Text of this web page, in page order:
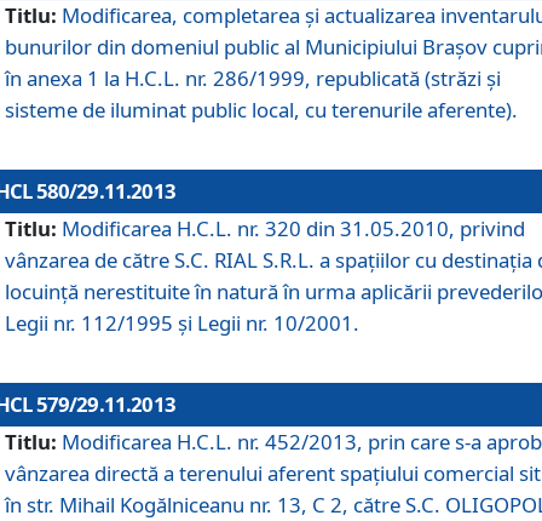
Titlu: Modificarea, completarea şi actualizarea
bunurilor din domeniul public al Municipiului Braşov
în anexa 1 la H.C.L. nr. 286/1999, republicată (străzi şi
sisteme de iluminat public local, cu terenurile aferente).
580/29.11.2013
Titlu: Modificarea H.C.L. nr. 320 din 31.05.2010, privind
vânzarea de către S.C. RIAL S.R.L. a spaţiilor cu destinaţia
locuinţă nerestituite în natură în urma aplicării
Legii nr. 112/1995 şi Legii nr. 10/2001.
579/29.11.2013
Titlu: Modificarea H.C.L. nr. 452/2013, prin care s-a
vânzarea directă a terenului aferent spaţiului comercial
în str. Mihail Kogălniceanu nr. 13, C 2, către S.C.